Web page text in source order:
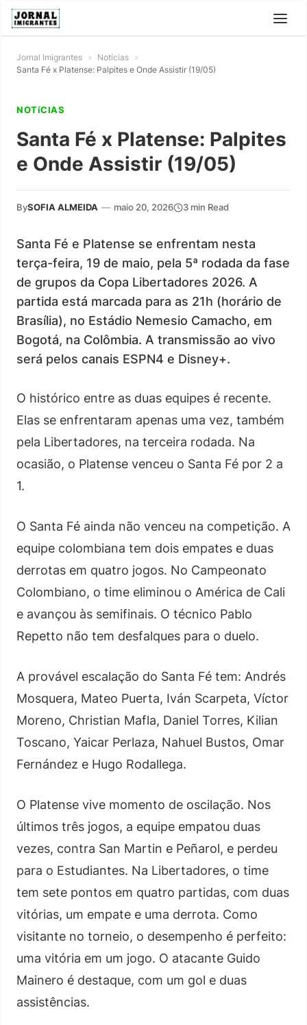
Jornal Imigrantes » Notícias »
Santa Fé x Platense: Palpites e Onde Assistir (19/05)
NOTíCIAS
Santa Fé x Platense: Palpites
e Onde Assistir (19/05)
BySOFIA ALMEIDA — maio 20, 2026 3 min Read
Santa Fé e Platense se enfrentam nesta
terça-feira, 19 de maio, pela 5ª rodada da fase
de grupos da Copa Libertadores 2026. A
partida está marcada para as 21h (horário de
Brasília), no Estádio Nemesio Camacho, em
Bogotá, na Colômbia. A transmissão ao vivo
será pelos canais ESPN4 e Disney+.
O histórico entre as duas equipes é recente.
Elas se enfrentaram apenas uma vez, também
pela Libertadores, na terceira rodada. Na
ocasião, o Platense venceu o Santa Fé por 2 a
1.
O Santa Fé ainda não venceu na competição. A
equipe colombiana tem dois empates e duas
derrotas em quatro jogos. No Campeonato
Colombiano, o time eliminou o América de Cali
e avançou às semifinais. O técnico Pablo
Repetto não tem desfalques para o duelo.
A provável escalação do Santa Fé tem: Andrés
Mosquera, Mateo Puerta, Iván Scarpeta, Víctor
Moreno, Christian Mafla, Daniel Torres, Kilian
Toscano, Yaicar Perlaza, Nahuel Bustos, Omar
Fernández e Hugo Rodallega.
O Platense vive momento de oscilação. Nos
últimos três jogos, a equipe empatou duas
vezes, contra San Martin e Peñarol, e perdeu
para o Estudiantes. Na Libertadores, o time
tem sete pontos em quatro partidas, com duas
vitórias, um empate e uma derrota. Como
visitante no torneio, o desempenho é perfeito:
uma vitória em um jogo. O atacante Guido
Mainero é destaque, com um gol e duas
assistências.